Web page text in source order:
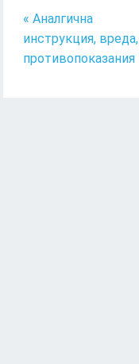
« Аналгична
инструкция, вреда,
противопоказания